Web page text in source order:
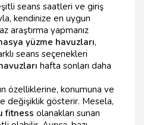
seans saatleri ve giriş
kendinize en uygun
araştırma yapmanız
yüzme havuzları,
seans seçenekleri
hafta sonları daha
özelliklerine, konumuna ve
değişiklik gösterir. Mesela,
fitness olanakları sunan